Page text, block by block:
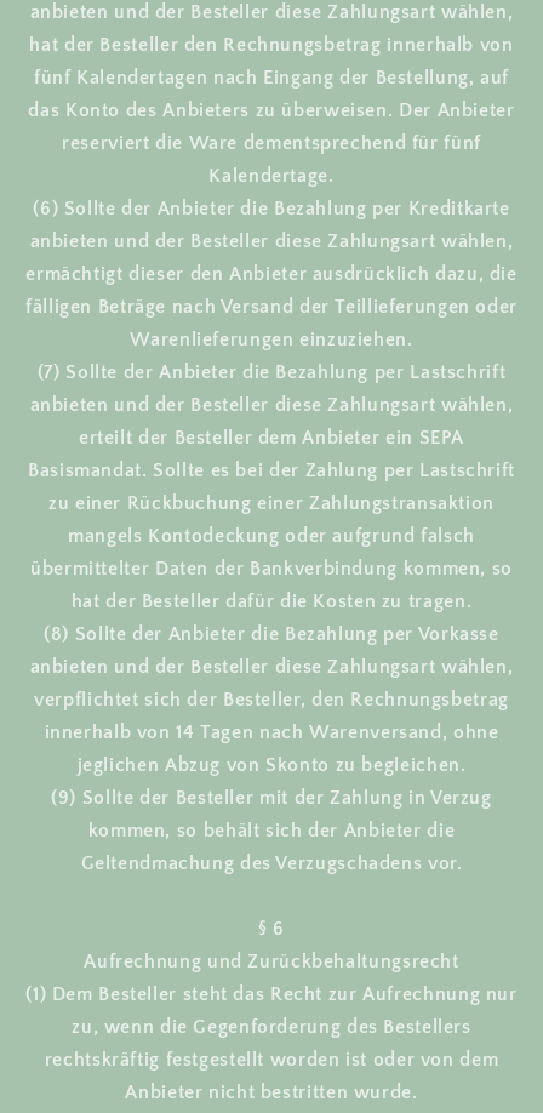
anbieten und der Besteller diese Zahlungsart wählen,
hat der Besteller den Rechnungsbetrag innerhalb von
fünf Kalendertagen nach Eingang der Bestellung, auf
das Konto des Anbieters zu überweisen. Der Anbieter
reserviert die Ware dementsprechend für fünf
Kalendertage.
(6) Sollte der Anbieter die Bezahlung per Kreditkarte
anbieten und der Besteller diese Zahlungsart wählen,
ermächtigt dieser den Anbieter ausdrücklich dazu, die
fälligen Beträge nach Versand der Teillieferungen oder
Warenlieferungen einzuziehen.
(7) Sollte der Anbieter die Bezahlung per Lastschrift
anbieten und der Besteller diese Zahlungsart wählen,
erteilt der Besteller dem Anbieter ein SEPA
Basismandat. Sollte es bei der Zahlung per Lastschrift
zu einer Rückbuchung einer Zahlungstransaktion
mangels Kontodeckung oder aufgrund falsch
übermittelter Daten der Bankverbindung kommen, so
hat der Besteller dafür die Kosten zu tragen.
(8) Sollte der Anbieter die Bezahlung per Vorkasse
anbieten und der Besteller diese Zahlungsart wählen,
verpflichtet sich der Besteller, den Rechnungsbetrag
innerhalb von 14 Tagen nach Warenversand, ohne
jeglichen Abzug von Skonto zu begleichen.
(9) Sollte der Besteller mit der Zahlung in Verzug
kommen, so behält sich der Anbieter die
Geltendmachung des Verzugschadens vor.
§ 6
Aufrechnung und Zurückbehaltungsrecht
(1) Dem Besteller steht das Recht zur Aufrechnung nur
zu, wenn die Gegenforderung des Bestellers
rechtskräftig festgestellt worden ist oder von dem
Anbieter nicht bestritten wurde.